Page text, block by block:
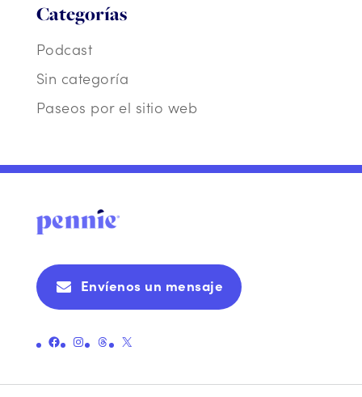
Categorías
Podcast
Sin categoría
Paseos por el sitio web
Envíenos un mensaje
Enlace a la página oficial de Pennie en Facebook
Enlace a la página oficial de Instagram de PennieEnlace a la página oficial de hilos de PennieEnlace a la página oficial X (antes Twitter) de Pennie